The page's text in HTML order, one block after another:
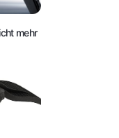
mehr